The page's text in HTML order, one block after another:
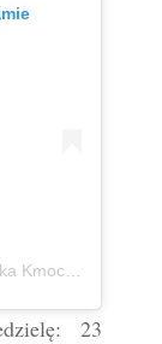
Post udostępniony przez Maria Weronika Kmoch 🦄 Kurpianka w wielkim świecie (@mwkmoch)
23